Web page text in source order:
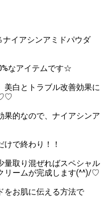
ナイアシンアミドパウダ
なアイテムです☆
美白とトラブル改善効果に
♡♡
果的なので、ナイアシンア
で終わり！！
量取り混ぜればスペシャル
リームが完成します(^^)/♡
をお肌に伝える方法で